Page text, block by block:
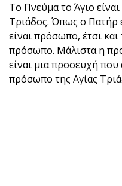
Το Πνεύμα το Άγιο
Τριάδος. Όπως ο Πατήρ
είναι πρόσωπο, έτσι
πρόσωπο. Μάλιστα η
είναι μια προσευχή
πρόσωπο της Αγίας